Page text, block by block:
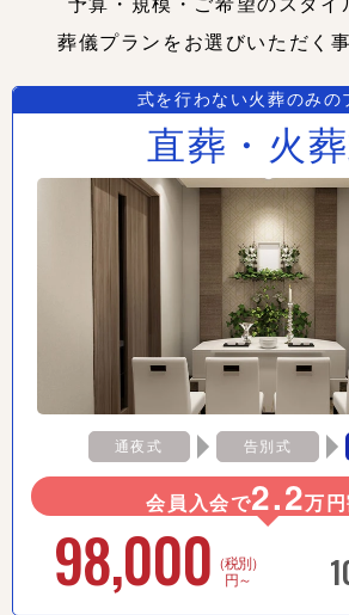
予算・規模・ご希望のスタイ
葬儀プランをお選びいただく
式を行わない火葬のみの
直葬・火
通夜式 告別式
会員入会で2.2万
98,000 （税別）
円～